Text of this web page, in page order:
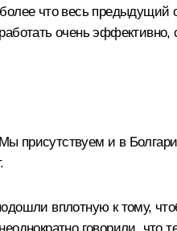
более что весь
очень эффективно,
и в
вплотную к тому,